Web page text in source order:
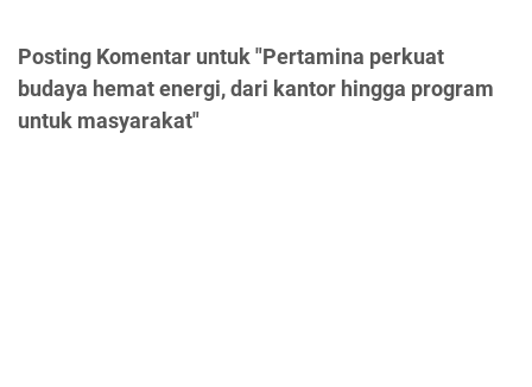
Posting Komentar untuk "Pertamina perkuat
budaya hemat energi, dari kantor hingga program
untuk masyarakat"